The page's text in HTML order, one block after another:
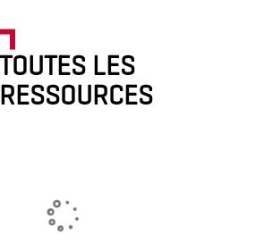
TOUTES LES
RESSOURCES